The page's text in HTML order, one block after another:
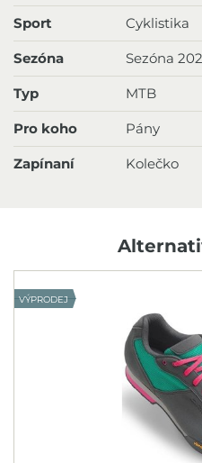
Sport Cyklistika
Sezóna Sezóna
Typ MTB
Pro koho Pány
Zapínaní Kolečko
VÝPRODEJ